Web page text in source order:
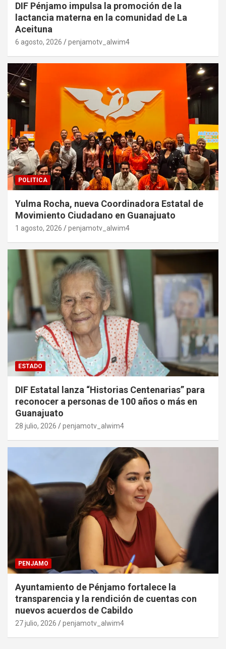
DIF Pénjamo impulsa la promoción de la
lactancia materna en la comunidad de La
Aceituna
6 agosto, 2026 penjamotv_alwim4
POLITICA
Yulma Rocha, nueva Coordinadora Estatal de
Movimiento Ciudadano en Guanajuato
1 agosto, 2026 penjamotv_alwim4
ESTADO
DIF Estatal lanza “Historias Centenarias” para
reconocer a personas de 100 años o más en
Guanajuato
28 julio, 2026 penjamotv_alwim4
PENJAMO
Ayuntamiento de Pénjamo fortalece la
transparencia y la rendición de cuentas con
nuevos acuerdos de Cabildo
27 julio, 2026 penjamotv_alwim4